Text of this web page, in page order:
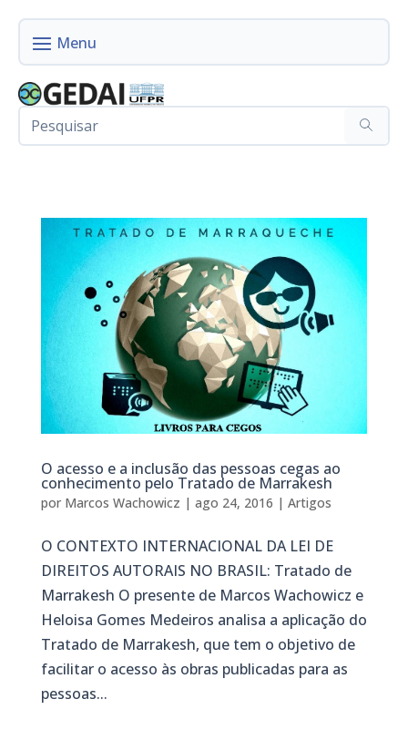
O acesso e a inclusão das pessoas cegas ao
conhecimento pelo Tratado de Marrakesh
por Marcos Wachowicz | ago 24, 2016 | Artigos
O CONTEXTO INTERNACIONAL DA LEI DE
DIREITOS AUTORAIS NO BRASIL: Tratado de
Marrakesh O presente de Marcos Wachowicz e
Heloisa Gomes Medeiros analisa a aplicação do
Tratado de Marrakesh, que tem o objetivo de
facilitar o acesso às obras publicadas para as
pessoas...